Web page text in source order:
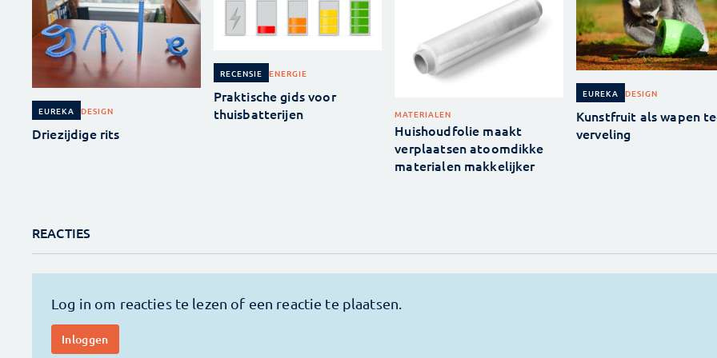
EUREKA DESIGN
Driezijdige rits
RECENSIE ENERGIE
Praktische gids voor
thuisbatterijen
MATERIALEN
Huishoudfolie maakt
verplaatsen atoomdikke
materialen makkelijker
EUREKA DESIGN
Kunstfruit als wapen
verveling
REACTIES